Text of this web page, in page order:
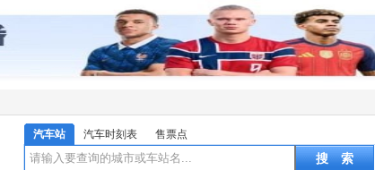
汽车站 汽车时刻表 售票点